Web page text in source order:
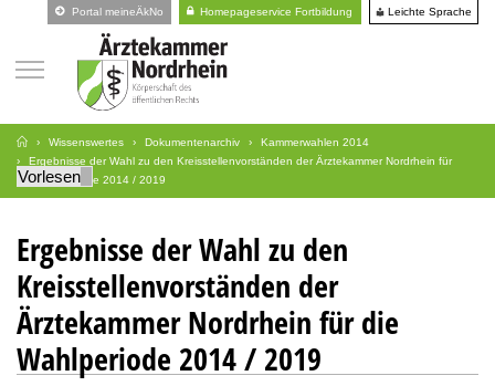
Portal meineÄkNo Homepageservice Fortbildung Leichte Sprache
Wissenswertes Dokumentenarchiv
Kammerwahlen 2014
Ergebnisse der Wahl zu den Kreisstellenvorständen der Ärztekammer Nordrhein für
die Wahlperiode 2014 / 2019
Vorlesen
Ergebnisse der Wahl zu den
Kreisstellenvorständen der
Ärztekammer Nordrhein für die
Wahlperiode 2014 / 2019